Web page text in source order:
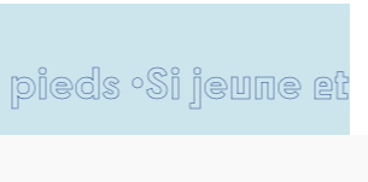
Si jeune et déjà